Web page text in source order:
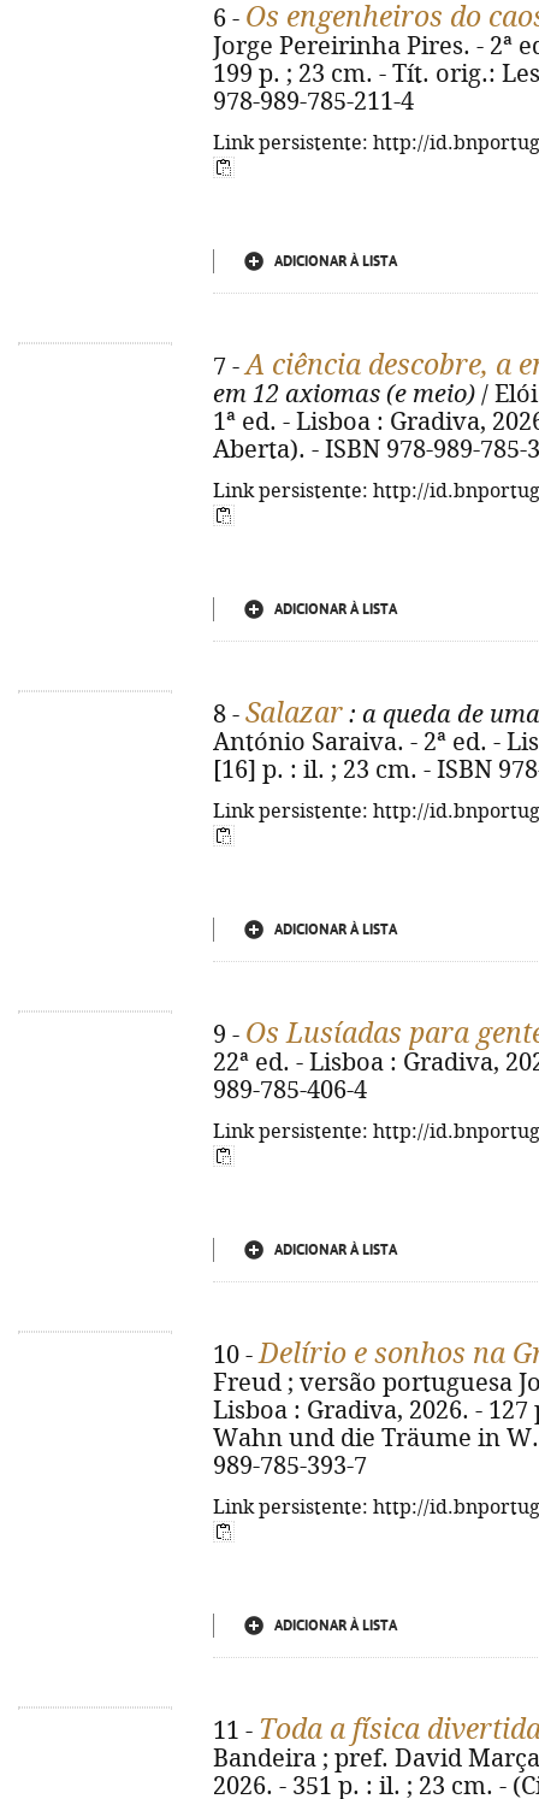
6 - Os engenheiros do
Jorge Pereirinha Pires. - 2ª
199 p. ; 23 cm. - Tít. orig.:
978-989-785-211-4
Link persistente: http://
ADICIONAR À LISTA
7 -A ciência descobre, a
em 12 axiomas (e meio) /
1ª ed. - Lisboa : Gradiva,
Aberta). - ISBN 978-989-785-
Link persistente: http://
ADICIONAR À LISTA
8 - Salazar : a queda de
António Saraiva. - 2ª ed. -
[16] p. : il. ; 23 cm. - ISBN
Link persistente: http://
ADICIONAR À LISTA
9 - Os Lusíadas para
22ª ed. - Lisboa : Gradiva,
989-785-406-4
Link persistente: http://
ADICIONAR À LISTA
10 -Delírio e sonhos na
Freud ; versão portuguesa
Lisboa : Gradiva, 2026. -
Wahn und die Träume in W.
989-785-393-7
Link persistente: http://
ADICIONAR À LISTA
11 - Toda a física
Bandeira ; pref. David
2026. - 351 p. : il. ; 23 cm. -